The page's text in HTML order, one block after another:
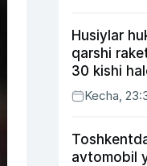
Husiylar
qarshi
30 kishi
Kecha,
avtomobil